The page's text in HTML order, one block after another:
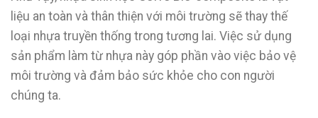
liệu an toàn và thân thiện với môi trường sẽ thay thế
loại nhựa truyền thống trong tương lai. Việc sử dụng
sản phẩm làm từ nhựa này góp phần vào việc bảo vệ
môi trường và đảm bảo sức khỏe cho con người
chúng ta.